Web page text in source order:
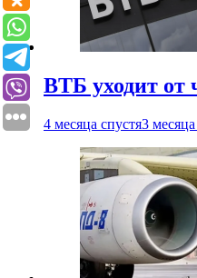
ВТБ уходит от
4 месяца спустя3